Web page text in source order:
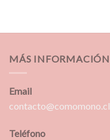
MÁS INFORMACIÓN
Email
contacto@comomono.cl
Teléfono